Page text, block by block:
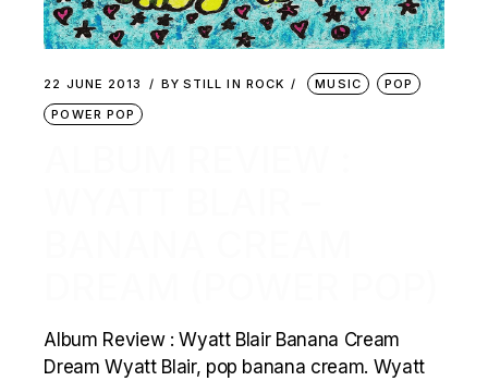
22 JUNE 2013 BY STILL IN ROCK MUSIC
POP
POWER POP
Album Review : Wyatt Blair Banana Cream
Dream Wyatt Blair, pop banana cream. Wyatt